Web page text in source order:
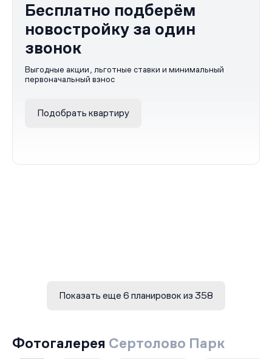
Бесплатно подберём
новостройку за один
звонок
Выгодные акции, льготные ставки и минимальный
первоначальный взнос
Подобрать квартиру
Показать еще 6 планировок из 358
Фотогалерея Сертолово Парк